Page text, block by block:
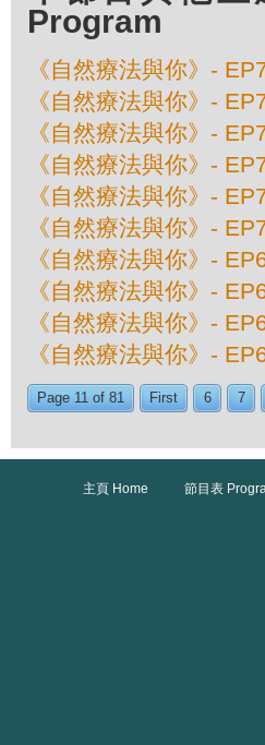
Program
《自然療法與你》-
《自然療法與你》-
《自然療法與你》-
《自然療法與你》-
《自然療法與你》-
《自然療法與你》-
《自然療法與你》-
《自然療法與你》-
《自然療法與你》-
《自然療法與你》-
Page 11 of 81 First 6 7
主頁 Home 節目表